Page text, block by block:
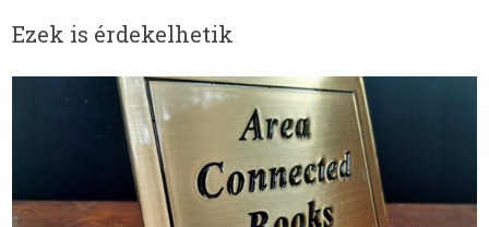
Ezek is érdekelhetik